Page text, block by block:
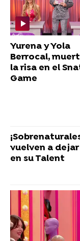
Yurena y Yola
Berrocal,
la risa en el
Game
vuelven a
en su Talent